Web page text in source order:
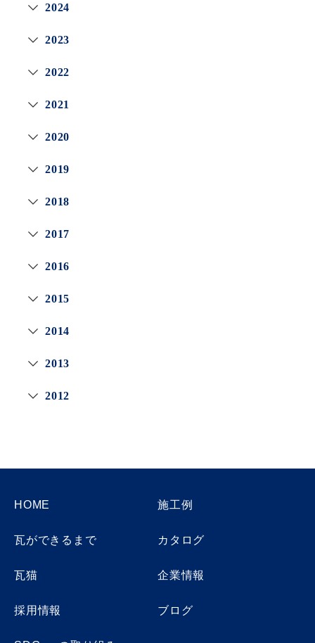
2024
2023
2022
2021
2020
2019
2018
2017
2016
2015
2014
2013
2012
HOME 施工例
瓦ができるまで カタログ
瓦猫 企業情報
採用情報 ブログ